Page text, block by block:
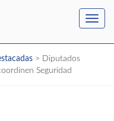
> Diputados
Seguridad